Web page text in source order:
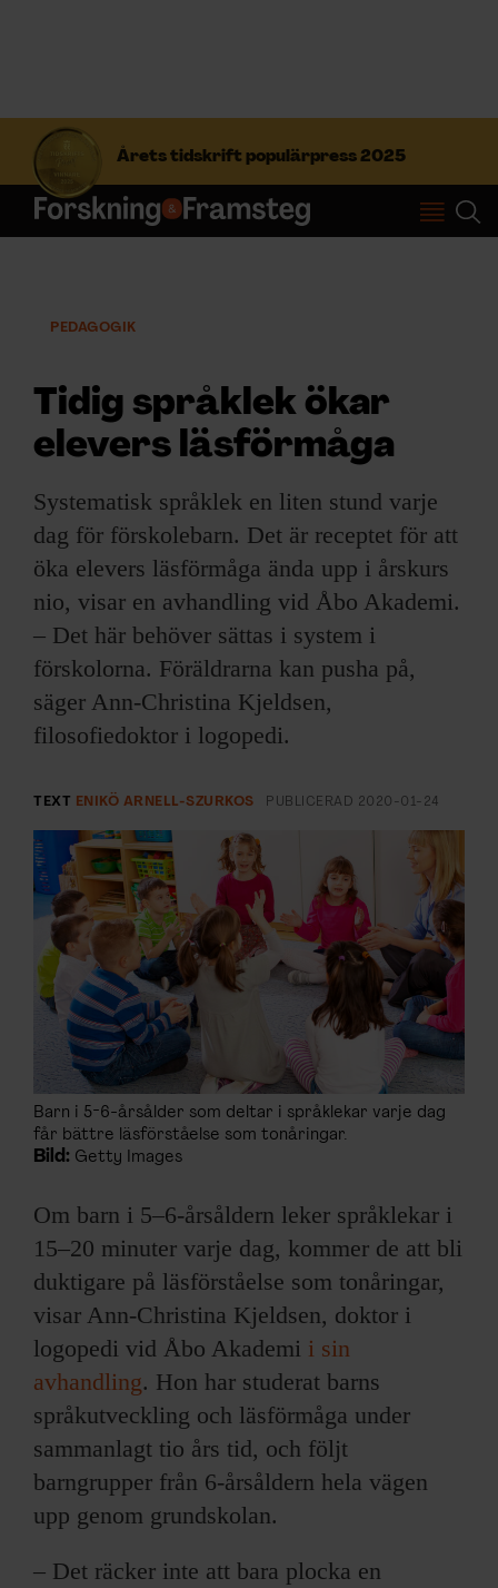
Årets tidskrift populärpress 2025
S
f
t
Prenumerera
NYHETSBREV
ÄMNEN
ARKIV & E-TIDNING
LYSSNA/PODD
EVENEMANG & RESOR
SHOP
KONTAKTA F&F
SKRIV I F&F
PRENUMERERA PÅ F&F
ANNONSERA I F&F
OM F&F
PEDAGOGIK
Tidig språklek ökar
elevers läsförmåga
Systematisk språklek en liten stund varje
dag för förskolebarn. Det är receptet för att
öka elevers läsförmåga ända upp i årskurs
nio, visar en avhandling vid Åbo Akademi.
– Det här behöver sättas i system i
förskolorna. Föräldrarna kan pusha på,
säger Ann-Christina Kjeldsen,
filosofiedoktor i logopedi.
TEXT ENIKÖ ARNELL-SZURKOS PUBLICERAD 2020-01-24
Barn i 5-6-årsålder som deltar i språklekar varje dag
får bättre läsförståelse som tonåringar.
Bild: Getty Images
Om barn i 5–6-årsåldern leker språklekar i
15–20 minuter varje dag, kommer de att bli
duktigare på läsförståelse som tonåringar,
visar Ann-Christina Kjeldsen, doktor i
logopedi vid Åbo Akademi i sin
avhandling. Hon har studerat barns
språkutveckling och läsförmåga under
sammanlagt tio års tid, och följt
barngrupper från 6-årsåldern hela vägen
upp genom grundskolan.
– Det räcker inte att bara plocka en